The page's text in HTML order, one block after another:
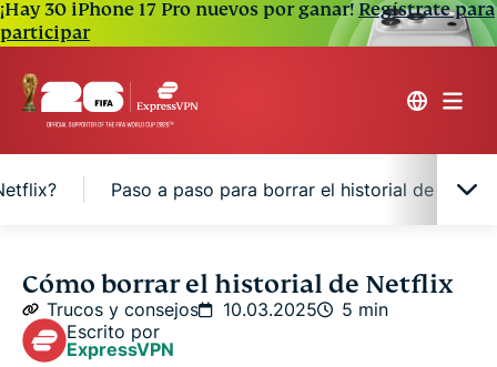
¡Hay 30 iPhone 17 Pro nuevos por ganar!Regístrate para
participar
Paso a paso para borrar el historial de Netflix
¿Por qué borrar el historial de Netflix?
¿Qué sucede cuando borra el historial de Netflix?
Cómo borrar el historial de Netflix
Trucos y consejos 10.03.2025
5 min
Escrito por
ExpressVPN